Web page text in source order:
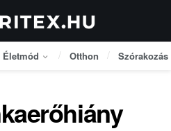
Életmód Otthon Szórakozás